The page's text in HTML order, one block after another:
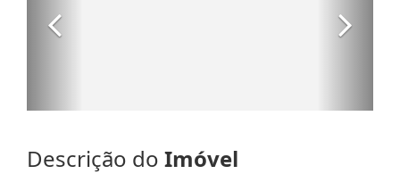
Descrição do Imóvel